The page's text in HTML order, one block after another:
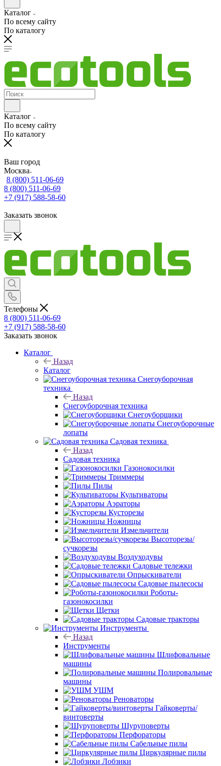
Каталог
По всему сайту
По каталогу
Каталог
По всему сайту
По каталогу
Ваш город
Москва
8 (800) 511-06-69
8 (800) 511-06-69
+7 (917) 588-58-60
Заказать звонок
Телефоны
8 (800) 511-06-69
+7 (917) 588-58-60
Заказать звонок
Каталог
Назад
Каталог
Снегоуборочная
техника
Назад
Снегоуборочная техника
Снегоуборщики
Снегоуборочные
лопаты
Садовая техника
Назад
Садовая техника
Газонокосилки
Триммеры
Пилы
Культиваторы
Аэраторы
Кусторезы
Ножницы
Измельчители
Высоторезы/
сучкорезы
Воздуходувы
Садовые тележки
Опрыскиватели
Садовые пылесосы
Роботы-
газонокосилки
Щетки
Садовые тракторы
Инструменты
Назад
Инструменты
Шлифовальные
машины
Полировальные
машины
УШМ
Реноваторы
Гайковерты/
винтоверты
Шуруповерты
Перфораторы
Сабельные пилы
Циркулярные пилы
Лобзики